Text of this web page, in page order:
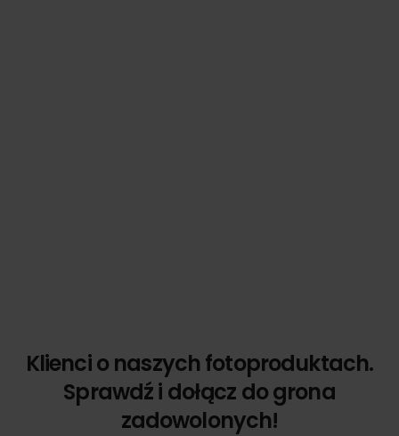
Klienci o naszych fotoproduktach.
Sprawdź i dołącz do grona
zadowolonych!